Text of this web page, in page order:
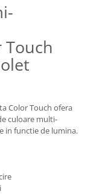
Touch
Color Touch ofera
culoare multi-
in functie de lumina.